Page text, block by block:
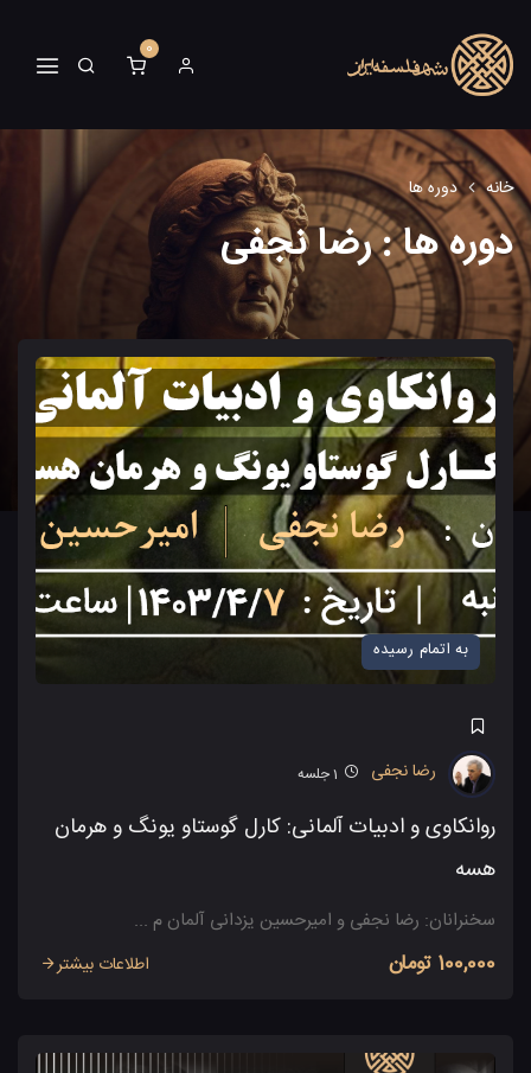
0
خانه دوره ها
دوره ها : رضا نجفی
به اتمام رسیده
رضا نجفی 1جلسه
روانکاوی و ادبیات آلمانی: کارل گوستاو یونگ و هرمان
هسه
سخنرانان: رضا نجفی و امیرحسین یزدانی آلمان م ...
100,000 تومان اطلاعات بیشتر